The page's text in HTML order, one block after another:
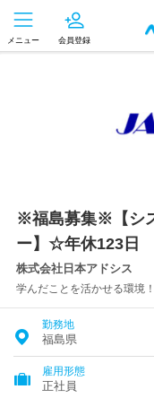
メニュー 会員登録
※福島募集※【シ
ー】☆年休123日
株式会社日本アドシス
学んだことを活かせる環境
勤務地
福島県
雇用形態
正社員